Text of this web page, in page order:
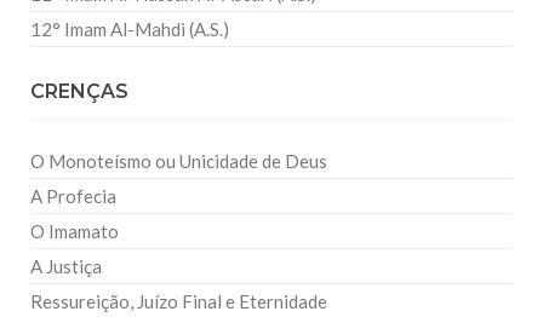
12° Imam Al-Mahdi (A.S.)
CRENÇAS
O Monoteísmo ou Unicidade de Deus
A Profecia
O Imamato
A Justiça
Ressureição, Juízo Final e Eternidade